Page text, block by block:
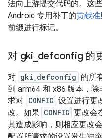
法向上游提交代码的。这
Android 专用补丁的贡献准
前缀进行标记。
对 gki defconfig 的
对 gki_defconfig 的所
到 arm64 和 x86 版本，除
求对 CONFIG 设置进行更
改。如果 CONFIG 更改会
其造成影响，则相应更改